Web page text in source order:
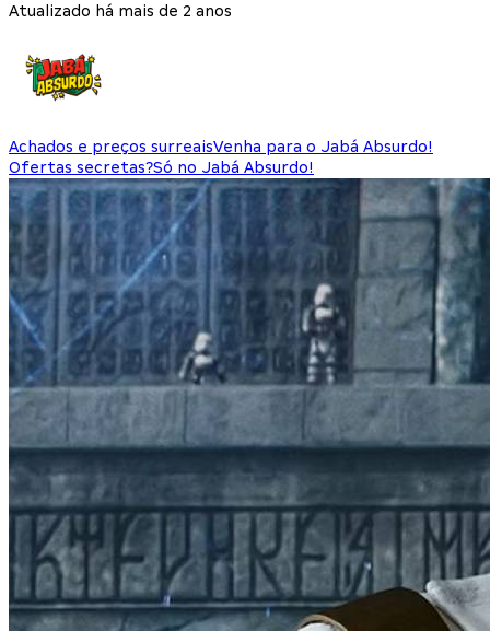
Atualizado há mais de 2 anos
Achados e preços surreaisVenha para o Jabá Absurdo!
Ofertas secretas?Só no Jabá Absurdo!